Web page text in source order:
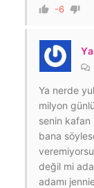
-6
Ya nerde
milyon
senin kafan
bana
değil mi
adamı